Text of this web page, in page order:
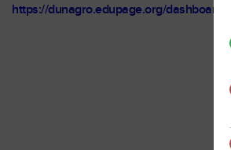
https://dunagro.edupage.org/dashboard/